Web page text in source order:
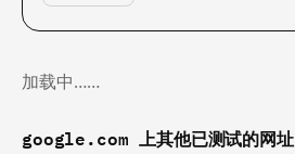
加载中……
google.com 上其他已测试的网址